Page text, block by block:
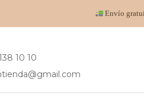
Envío
10 10